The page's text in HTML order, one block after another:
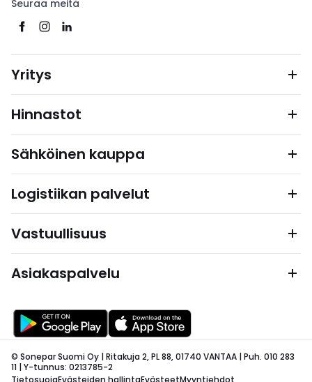
Seuraa meitä
Yritys
Hinnastot
Sähköinen kauppa
Logistiikan palvelut
Vastuullisuus
Asiakaspalvelu
© Sonepar Suomi Oy | Ritakuja 2, PL 88, 01740 VANTAA | Puh. 010 283
11 | Y-tunnus: 0213785-2
TietosuojaEvästeiden hallintaEvästeetMyyntiehdot